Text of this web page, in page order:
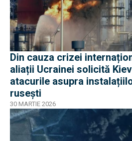
Din cauza crizei
aliații Ucrainei solicită
atacurile asupra
rusești
30 MARTIE 2026